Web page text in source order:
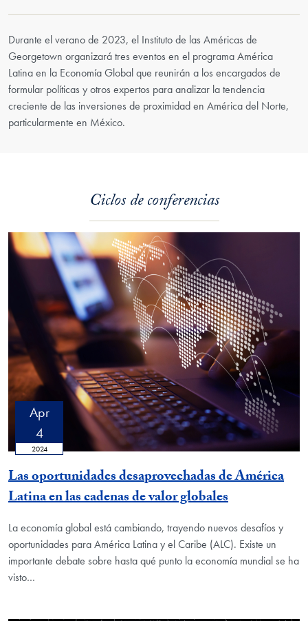
Durante el verano de 2023, el Instituto de las Américas de
Georgetown organizará tres eventos en el programa América
Latina en la Economía Global que reunirán a los encargados de
formular políticas y otros expertos para analizar la tendencia
creciente de las inversiones de proximidad en América del Norte,
particularmente en México.
Ciclos de conferencias
Apr
4
2024
Las oportunidades desaprovechadas de América
Latina en las cadenas de valor globales
La economía global está cambiando, trayendo nuevos desafíos y
oportunidades para América Latina y el Caribe (ALC). Existe un
importante debate sobre hasta qué punto la economía mundial se ha
visto…